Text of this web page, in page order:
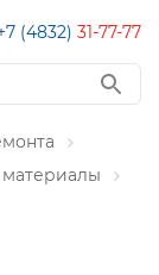
(4832) 31-77-77